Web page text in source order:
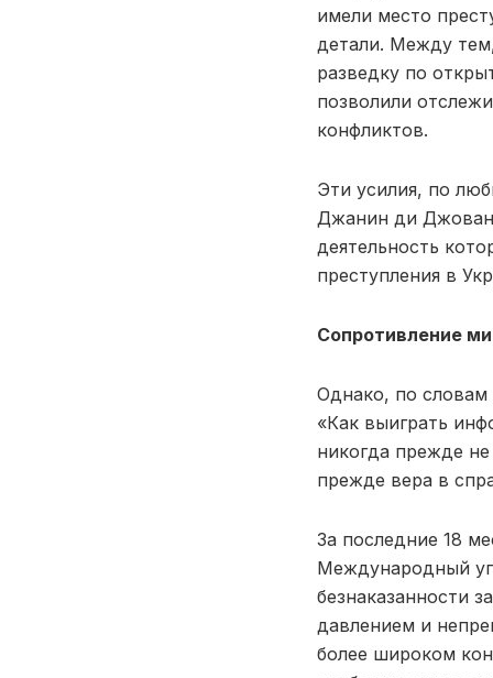
имели место
детали. Между
разведку по
позволили
конфликтов.
Эти усилия, по
Джанин ди
деятельность
преступления в
Сопротивление
Однако, по словам
«Как выиграть
никогда прежде
прежде вера в
За последние 18
Международный
безнаказанности
давлением и
более широком